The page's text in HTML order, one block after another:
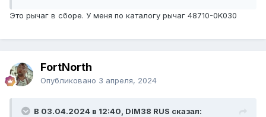
Это рычаг в сборе. У меня по каталогу рычаг 48710-0K030
FоrtNorth
Опубликовано 3 апреля, 2024
В 03.04.2024 в 12:40, DIM38 RUS сказал: